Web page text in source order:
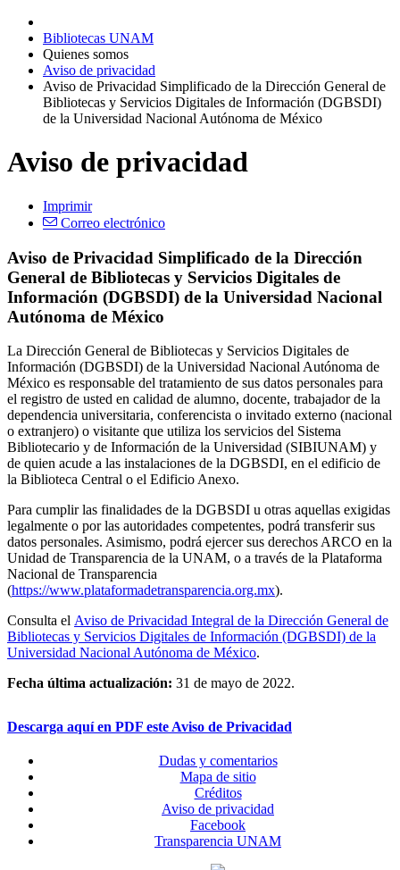
Bibliotecas UNAM
Quienes somos
Aviso de privacidad
Aviso de Privacidad Simplificado de la Dirección General de
Bibliotecas y Servicios Digitales de Información (DGBSDI)
de la Universidad Nacional Autónoma de México
Aviso de privacidad
Imprimir
Correo electrónico
Aviso de Privacidad Simplificado de la Dirección
General de Bibliotecas y Servicios Digitales de
Información (DGBSDI) de la Universidad Nacional
Autónoma de México
La Dirección General de Bibliotecas y Servicios Digitales de
Información (DGBSDI) de la Universidad Nacional Autónoma de
México es responsable del tratamiento de sus datos personales para
el registro de usted en calidad de alumno, docente, trabajador de la
dependencia universitaria, conferencista o invitado externo (nacional
o extranjero) o visitante que utiliza los servicios del Sistema
Bibliotecario y de Información de la Universidad (SIBIUNAM) y
de quien acude a las instalaciones de la DGBSDI, en el edificio de
la Biblioteca Central o el Edificio Anexo.
Para cumplir las finalidades de la DGBSDI u otras aquellas exigidas
legalmente o por las autoridades competentes, podrá transferir sus
datos personales. Asimismo, podrá ejercer sus derechos ARCO en la
Unidad de Transparencia de la UNAM, o a través de la Plataforma
Nacional de Transparencia
(https://www.plataformadetransparencia.org.mx).
Consulta el Aviso de Privacidad Integral de la Dirección General de
Bibliotecas y Servicios Digitales de Información (DGBSDI) de la
Universidad Nacional Autónoma de México.
Fecha última actualización: 31 de mayo de 2022.
Descarga aquí en PDF este Aviso de Privacidad
Dudas y comentarios
Mapa de sitio
Créditos
Aviso de privacidad
Facebook
Transparencia UNAM